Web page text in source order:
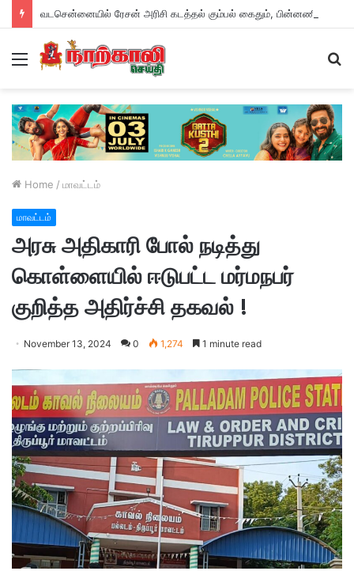
Menu
Home / மாவட்டம்
மாவட்டம்
அரசு அதிகாரி போல் நடித்து
கொள்ளையில் ஈடுபட்ட மர்மநபர்
குறித்த அதிர்ச்சி தகவல் !
November 13, 2024 0 1,274 1 minute read